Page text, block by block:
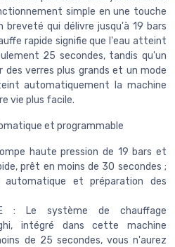
simple en une touche
qui délivre jusqu'à 19 bars
rapide signifie que l'eau atteint
25 secondes, tandis qu'un
verres plus grands et un mode
automatiquement la machine
vie plus facile.
et programmable
haute pression de 19 bars et
prêt en moins de 30 secondes ;
automatique et préparation des
: Le système de chauffage
intégré dans cette machine
de 25 secondes, vous n'aurez